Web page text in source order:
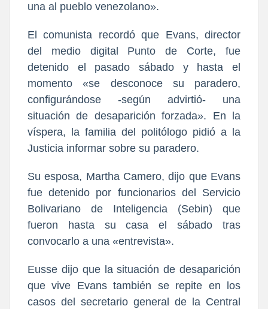
una al pueblo venezolano».
El comunista recordó que Evans, director
del medio digital Punto de Corte, fue
detenido el pasado sábado y hasta el
momento «se desconoce su paradero,
configurándose -según advirtió- una
situación de desaparición forzada». En la
víspera, la familia del politólogo pidió a la
Justicia informar sobre su paradero.
Su esposa, Martha Camero, dijo que Evans
fue detenido por funcionarios del Servicio
Bolivariano de Inteligencia (Sebin) que
fueron hasta su casa el sábado tras
convocarlo a una «entrevista».
Eusse dijo que la situación de desaparición
que vive Evans también se repite en los
casos del secretario general de la Central